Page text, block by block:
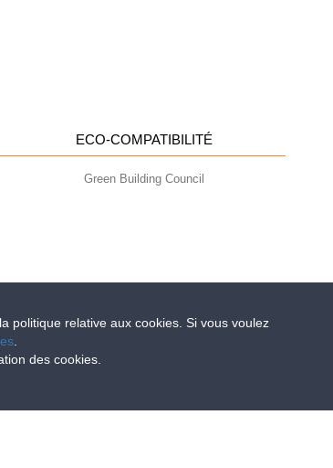
ECO-COMPATIBILITÉ
Green Building Council
POLICY
politique relative aux cookies. Si vous voulez
des cookies.